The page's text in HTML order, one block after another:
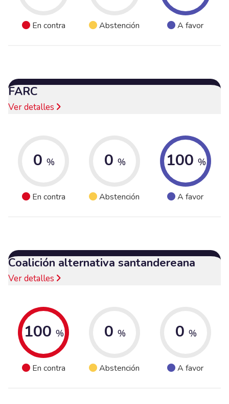
En contra Abstención A favor
FARC
Ver detalles
0 %
En contra
0 %
Abstención
100 %
A favor
Coalición alternativa santandereana
Ver detalles
100 %
En contra
0 %
Abstención
0 %
A favor